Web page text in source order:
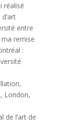
réalisé
entre
ma remise
:
London,
de l’art de